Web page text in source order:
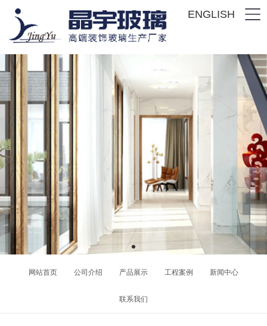
ENGLISH
网站首页 公司介绍 产品展示 工程案例 新闻中心
联系我们